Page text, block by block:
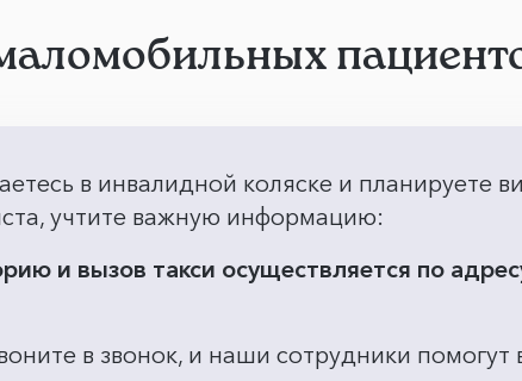
в инвалидной коляске и планируете
учтите важную информацию:
и вызов такси осуществляется по
в звонок, и наши сотрудники помогут